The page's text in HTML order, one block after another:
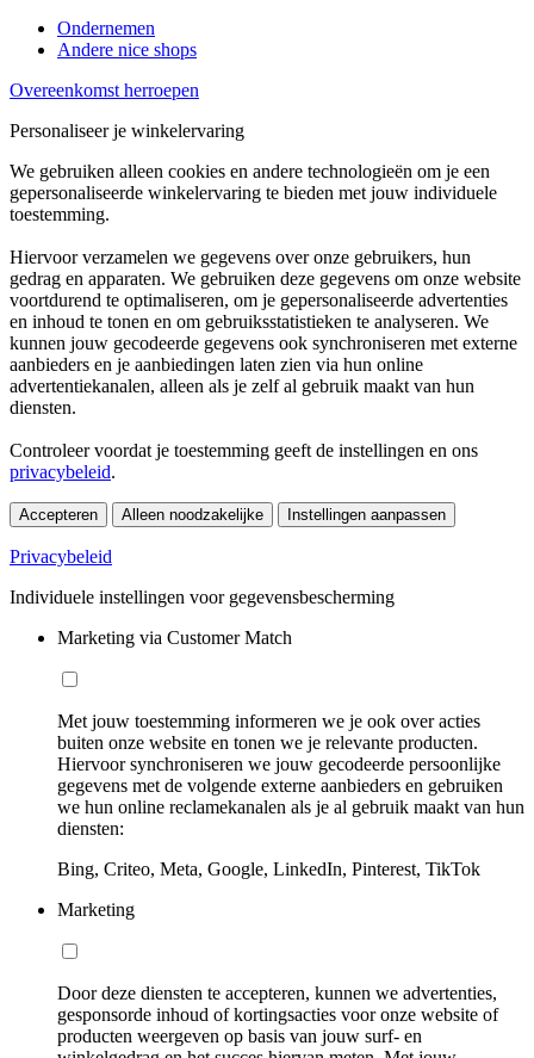
Ondernemen
Andere nice shops
Overeenkomst herroepen
Personaliseer je winkelervaring
We gebruiken alleen cookies en andere technologieën om je een
gepersonaliseerde winkelervaring te bieden met jouw individuele
toestemming.
Hiervoor verzamelen we gegevens over onze gebruikers, hun
gedrag en apparaten. We gebruiken deze gegevens om onze website
voortdurend te optimaliseren, om je gepersonaliseerde advertenties
en inhoud te tonen en om gebruiksstatistieken te analyseren. We
kunnen jouw gecodeerde gegevens ook synchroniseren met externe
aanbieders en je aanbiedingen laten zien via hun online
advertentiekanalen, alleen als je zelf al gebruik maakt van hun
diensten.
Controleer voordat je toestemming geeft de instellingen en ons
privacybeleid.
Accepteren Alleen noodzakelijke Instellingen aanpassen
Privacybeleid
Individuele instellingen voor gegevensbescherming
Marketing via Customer Match
Met jouw toestemming informeren we je ook over acties
buiten onze website en tonen we je relevante producten.
Hiervoor synchroniseren we jouw gecodeerde persoonlijke
gegevens met de volgende externe aanbieders en gebruiken
we hun online reclamekanalen als je al gebruik maakt van hun
diensten:
Bing, Criteo, Meta, Google, LinkedIn, Pinterest, TikTok
Marketing
Door deze diensten te accepteren, kunnen we advertenties,
gesponsorde inhoud of kortingsacties voor onze website of
producten weergeven op basis van jouw surf- en